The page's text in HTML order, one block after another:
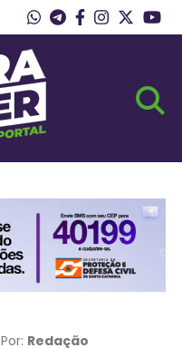
Por: Redação